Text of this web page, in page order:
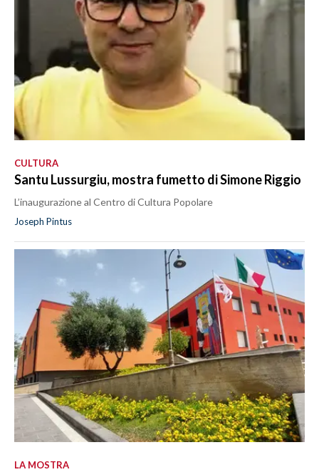
CULTURA
Santu Lussurgiu, mostra fumetto di Simone Riggio
L’inaugurazione al Centro di Cultura Popolare
Joseph Pintus
LA MOSTRA